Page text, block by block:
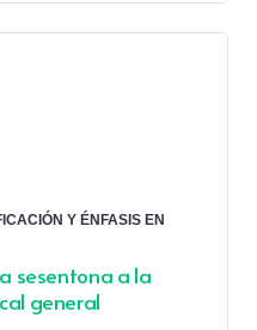
Y ÉNFASIS EN
sesentona a la
general